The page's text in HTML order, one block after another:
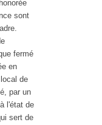
sont
fermé
en
de
par un
l'état de
sert de